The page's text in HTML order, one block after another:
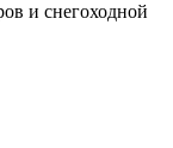
и снегоходной